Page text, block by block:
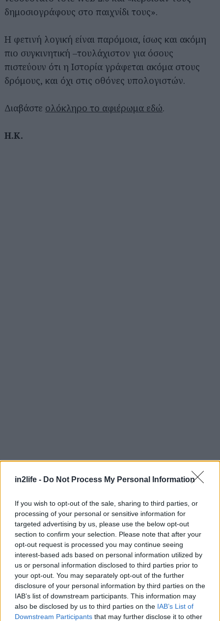
in2life - Do Not Process My Personal Information
If you wish to opt-out of the sale, sharing to third parties, or
processing of your personal or sensitive information for
targeted advertising by us, please use the below opt-out
section to confirm your selection. Please note that after your
opt-out request is processed you may continue seeing
interest-based ads based on personal information utilized by
us or personal information disclosed to third parties prior to
your opt-out. You may separately opt-out of the further
disclosure of your personal information by third parties on the
IAB’s list of downstream participants. This information may
also be disclosed by us to third parties on the IAB’s List of
Downstream Participants that may further disclose it to other
δημοσιογράφους στο παιχνίδι τους».
Η φετινή λογική είναι παρόμοια, ίσως και ακόμη
πιο συγκινητική –τουλάχιστον για όσους
πιστεύουν ότι η Ιστορία γράφεται ακόμα στους
δρόμους, και όχι στις οθόνες υπολογιστών.
Διαβάστε ολόκληρο το αφιέρωμα εδώ.
Η.Κ.
Διαβάστε επίσης
Αναζήτηση
για...